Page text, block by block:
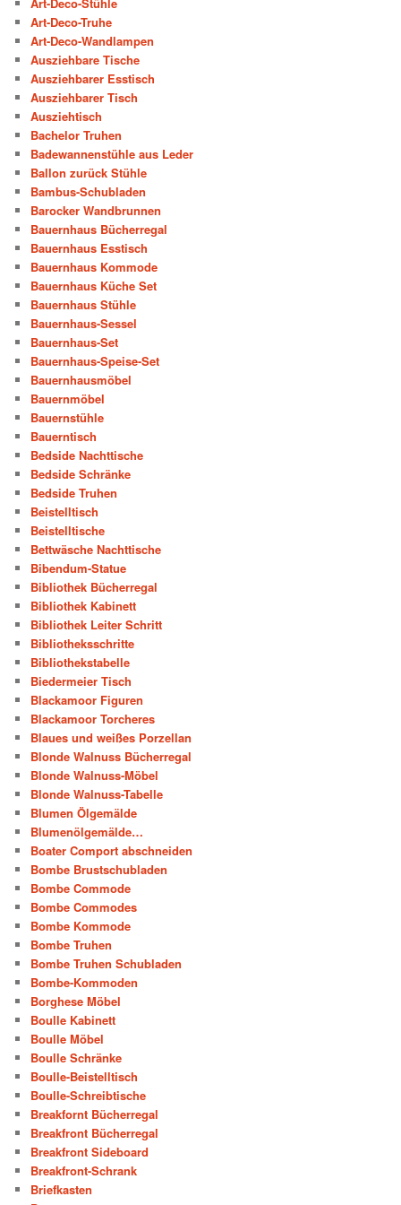
Art-Deco-Truhe
Art-Deco-Wandlampen
Ausziehbare Tische
Ausziehbarer Esstisch
Ausziehbarer Tisch
Ausziehtisch
Bachelor Truhen
Badewannenstühle aus Leder
Ballon zurück Stühle
Bambus-Schubladen
Barocker Wandbrunnen
Bauernhaus Bücherregal
Bauernhaus Esstisch
Bauernhaus Kommode
Bauernhaus Küche Set
Bauernhaus Stühle
Bauernhaus-Sessel
Bauernhaus-Set
Bauernhaus-Speise-Set
Bauernhausmöbel
Bauernmöbel
Bauernstühle
Bauerntisch
Bedside Nachttische
Bedside Schränke
Bedside Truhen
Beistelltisch
Beistelltische
Bettwäsche Nachttische
Bibendum-Statue
Bibliothek Bücherregal
Bibliothek Kabinett
Bibliothek Leiter Schritt
Bibliotheksschritte
Bibliothekstabelle
Biedermeier Tisch
Blackamoor Figuren
Blackamoor Torcheres
Blaues und weißes Porzellan
Blonde Walnuss Bücherregal
Blonde Walnuss-Möbel
Blonde Walnuss-Tabelle
Blumen Ölgemälde
Blumenölgemälde…
Boater Comport abschneiden
Bombe Brustschubladen
Bombe Commode
Bombe Commodes
Bombe Kommode
Bombe Truhen
Bombe Truhen Schubladen
Bombe-Kommoden
Borghese Möbel
Boulle Kabinett
Boulle Möbel
Boulle Schränke
Boulle-Beistelltisch
Boulle-Schreibtische
Breakfornt Bücherregal
Breakfront Bücherregal
Breakfront Sideboard
Breakfront-Schrank
Briefkasten